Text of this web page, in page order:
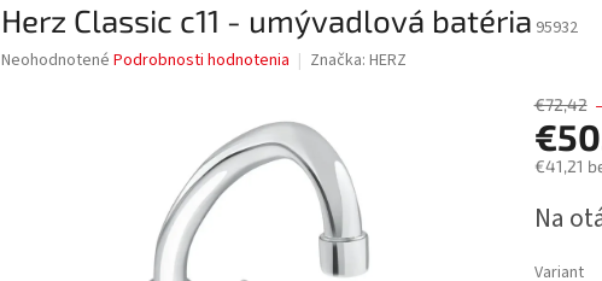
Herz Classic c11 - umývadlová batéria 95932
Priemerné
Neohodnotené Podrobnosti hodnotenia Značka: HERZ
€72,42
€41,21
cena:
Na
Variant